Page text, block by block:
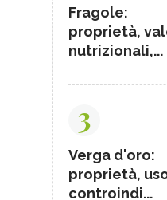
Fragole:
proprietà,
nutrizionali,...
3
Verga d'oro:
proprietà,
controindi...